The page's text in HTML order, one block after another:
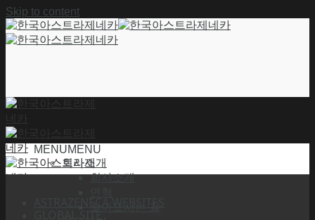
Skip to content
MENUMENU
회사소개
회사소개